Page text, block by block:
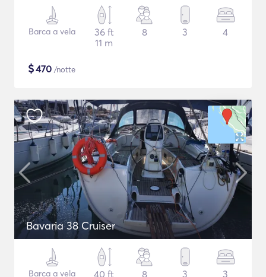
Barca a vela
36 ft
11 m
8 3 4
$470 /notte
Bavaria 38 Cruiser
Barca a vela
40 ft
8 3 3